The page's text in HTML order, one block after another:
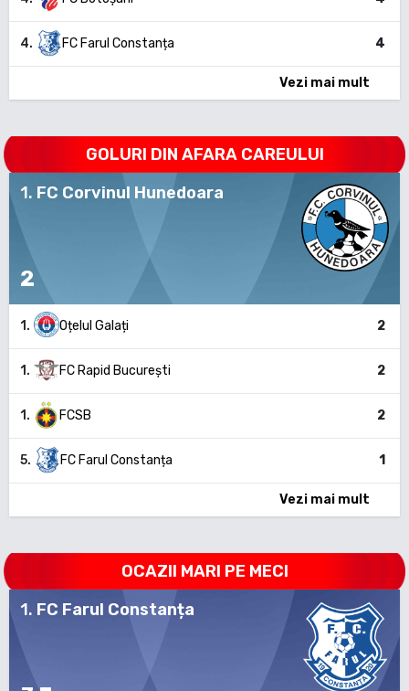
4. FC Farul Constanța 4
Vezi mai mult
GOLURI DIN AFARA CAREULUI
1. FC Corvinul Hunedoara
2
1 . Oțelul Galați 2
1 . FC Rapid București 2
1 . FCSB 2
5. FC Farul Constanța 1
Vezi mai mult
OCAZII MARI PE MECI
1. FC Farul Constanța